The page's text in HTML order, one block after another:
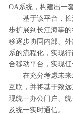
OA系统，构建出一
基于该平台，
步扩展到长江海事
移逐步协同内部、
系的流程化，实现
合移动平台，实现任
在充分考虑未
互联，并将基于致
现统一办公门户、
及统一实时通信。